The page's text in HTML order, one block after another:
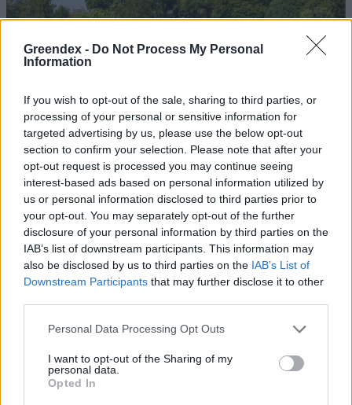
Greendex - Do Not Process My Personal
Information
If you wish to opt-out of the sale, sharing to third parties, or
processing of your personal or sensitive information for
targeted advertising by us, please use the below opt-out
section to confirm your selection. Please note that after your
opt-out request is processed you may continue seeing
interest-based ads based on personal information utilized by
us or personal information disclosed to third parties prior to
your opt-out. You may separately opt-out of the further
disclosure of your personal information by third parties on the
IAB’s list of downstream participants. This information may
also be disclosed by us to third parties on the IAB’s List of
Downstream Participants that may further disclose it to other
Personal Data Processing Opt Outs
I want to opt-out of the Sharing of my
personal data.
Opted In
Szöllősi Gáborral, a Gardenfutura ügyvezetőjével beszélgettünk.
Történelmi aszály sújtja Nagy-
SZEMLE